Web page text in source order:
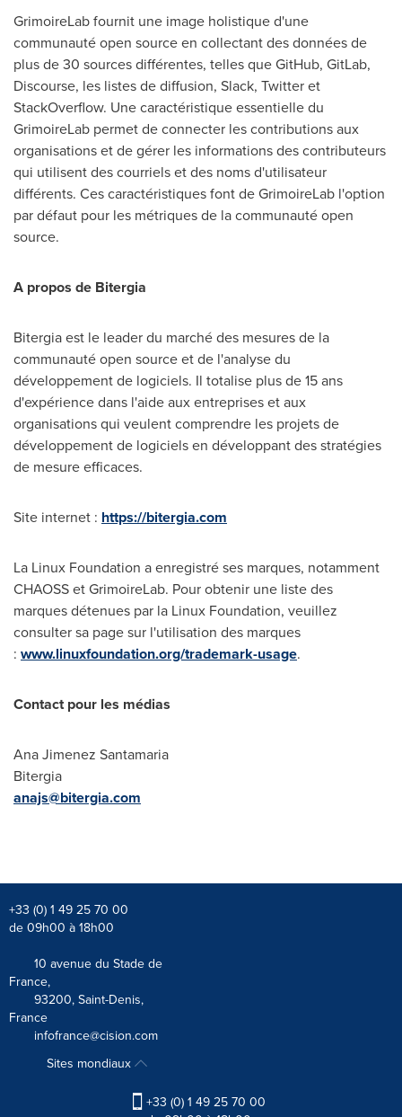
GrimoireLab fournit une image holistique d'une
communauté open source en collectant des données de
plus de 30 sources différentes, telles que GitHub, GitLab,
Discourse, les listes de diffusion, Slack, Twitter et
StackOverflow. Une caractéristique essentielle du
GrimoireLab permet de connecter les contributions aux
organisations et de gérer les informations des contributeurs
qui utilisent des courriels et des noms d'utilisateur
différents. Ces caractéristiques font de GrimoireLab l'option
par défaut pour les métriques de la communauté open
source.
A propos de Bitergia
Bitergia est le leader du marché des mesures de la
communauté open source et de l'analyse du
développement de logiciels. Il totalise plus de 15 ans
d'expérience dans l'aide aux entreprises et aux
organisations qui veulent comprendre les projets de
développement de logiciels en développant des stratégies
de mesure efficaces.
Site internet : https://bitergia.com
La Linux Foundation a enregistré ses marques, notamment
CHAOSS et GrimoireLab. Pour obtenir une liste des
marques détenues par la Linux Foundation, veuillez
consulter sa page sur l'utilisation des marques
: www.linuxfoundation.org/trademark-usage.
Contact pour les médias
Ana Jimenez Santamaria
Bitergia
anajs@bitergia.com
+33 (0) 1 49 25 70 00
de 09h00 à 18h00
10 avenue du Stade de
France,
93200, Saint-Denis,
France
infofrance@cision.com
Sites mondiaux
+33 (0) 1 49 25 70 00